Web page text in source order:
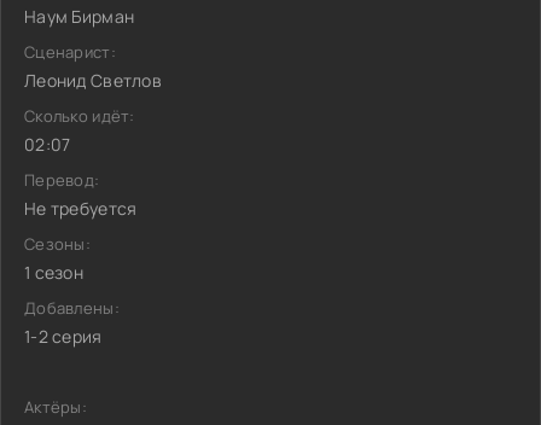
Наум Бирман
Сценарист:
Леонид Светлов
Сколько идёт:
02:07
Перевод:
Не требуется
Сезоны:
1 сезон
Добавлены:
1-2 серия
Актёры: